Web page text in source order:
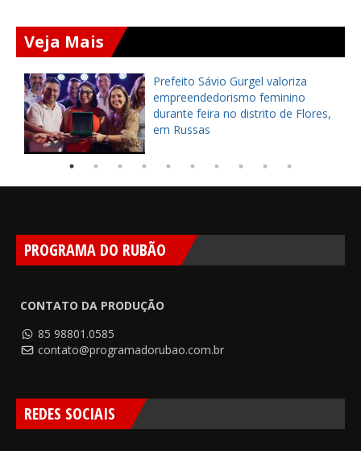
Veja Mais
Prefeito Sávio Gurgel valoriza
empreendedorismo feminino
durante feira no distrito de Flores,
em Russas
PROGRAMA DO RUBÃO
CONTATO DA PRODUÇÃO
85 98801.0585
contato@programadorubao.com.br
REDES SOCIAIS